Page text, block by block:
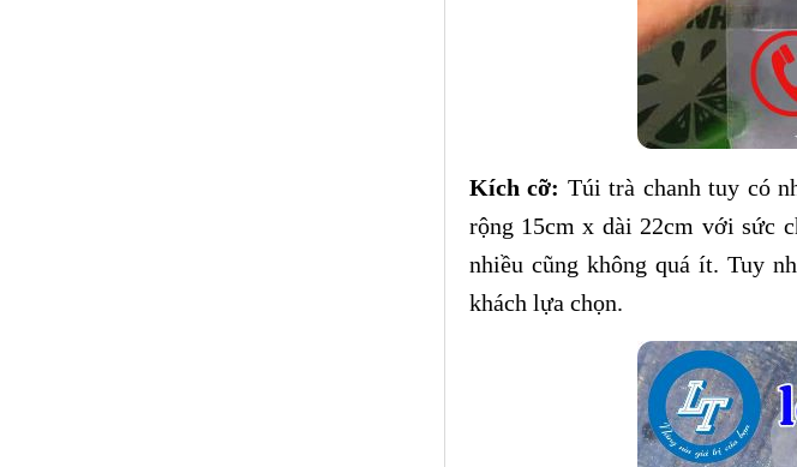
Kích cỡ: Túi trà chanh tuy có
rộng 15cm x dài 22cm với sức
nhiều cũng không quá ít. Tuy
khách lựa chọn.